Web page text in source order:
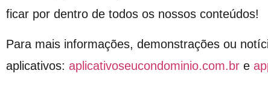
ficar por dentro de todos os nossos conteúdos!
Para mais informações, demonstrações ou
aplicativos: aplicativoseucondominio.com.br e